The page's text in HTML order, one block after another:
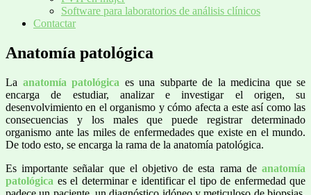
Software para laboratorios de análisis clínicos
Contactar
Anatomía patológica
La anatomía patológica es una subparte de la medicina que se
encarga de estudiar, analizar e investigar el origen, su
desenvolvimiento en el organismo y cómo afecta a este así como las
consecuencias y los males que puede registrar determinado
organismo ante las miles de enfermedades que existe en el mundo.
De todo esto, se encarga la rama de la anatomía patológica.
Es importante señalar que el objetivo de esta rama de anatomía
patológica es el determinar e identificar el tipo de enfermedad que